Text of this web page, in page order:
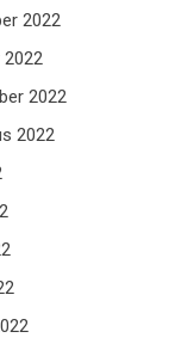
2022
2022
2022